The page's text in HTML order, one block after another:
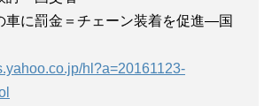
車に罰金＝チェーン装着を促進―国
hl?a=20161123-